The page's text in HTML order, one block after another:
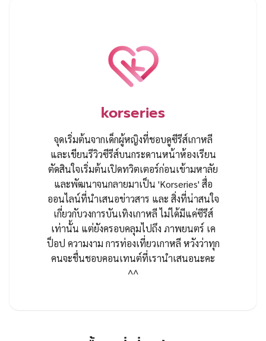
korseries
จุดเริ่มต้นจากเด็กผู้หญิงที่ชอบดูซีรีส์เกาหลี
และเขียนรีวิวซีรีส์บนกระดานหน้าห้องเรียน
ตัดสินใจเริ่มต้นเปิดทวิตเตอร์ก่อนเข้ามหาลัย
และพัฒนาจนกลายมาเป็น 'Korseries' สื่อ
ออนไลน์ที่นำเสนอข่าวสาร และ สิ่งที่น่าสนใจ
เกี่ยวกับวงการบันเทิงเกาหลี ไม่ได้มีแค่ซีรีส์
เท่านั้น แต่ยังครอบคลุมไปถึง ภาพยนตร์ เค
ป็อป ความงาม การท่องเที่ยวเกาหลี หวังว่าทุก
คนจะชื่นชอบคอนเทนต์ที่เรานำเสนอนะคะ
^^